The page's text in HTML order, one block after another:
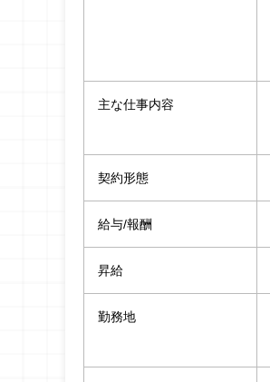
主な仕事内容
契約形態
給与/報酬
昇給
勤務地